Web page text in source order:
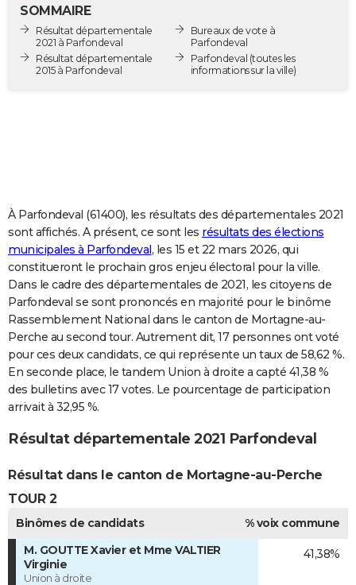
Destinations
City break
Voyage nature
Voyage de noces
Forum
Climat
GUIDES D'ACHAT
COPAINS D'AVANT
Avis de recherche
AVIS DE DÉCÈS
Bricolage
Lifestyle
Culture
Sport
Auto
Television
Voyage
Cinema
SOMMAIRE
Résultat départementale
2021 à Parfondeval
Résultat départementale
2015 à Parfondeval
Bureaux de vote à
Parfondeval
Parfondeval (toutes les
informations sur la ville)
À Parfondeval (61400), les résultats des départementales 2021
sont affichés. A présent, ce sont les résultats des élections
municipales à Parfondeval, les 15 et 22 mars 2026, qui
constitueront le prochain gros enjeu électoral pour la ville.
Dans le cadre des départementales de 2021, les citoyens de
Parfondeval se sont prononcés en majorité pour le binôme
Rassemblement National dans le canton de Mortagne-au-
Perche au second tour. Autrement dit, 17 personnes ont voté
pour ces deux candidats, ce qui représente un taux de 58,62 %.
En seconde place, le tandem Union à droite a capté 41,38 %
des bulletins avec 17 votes. Le pourcentage de participation
arrivait à 32,95 %.
Résultat départementale 2021 Parfondeval
Résultat dans le canton de Mortagne-au-Perche
TOUR 2
Binômes de candidats
% voix commune
M. GOUTTE Xavier et Mme VALTIER
Virginie
Union à droite
41,38%